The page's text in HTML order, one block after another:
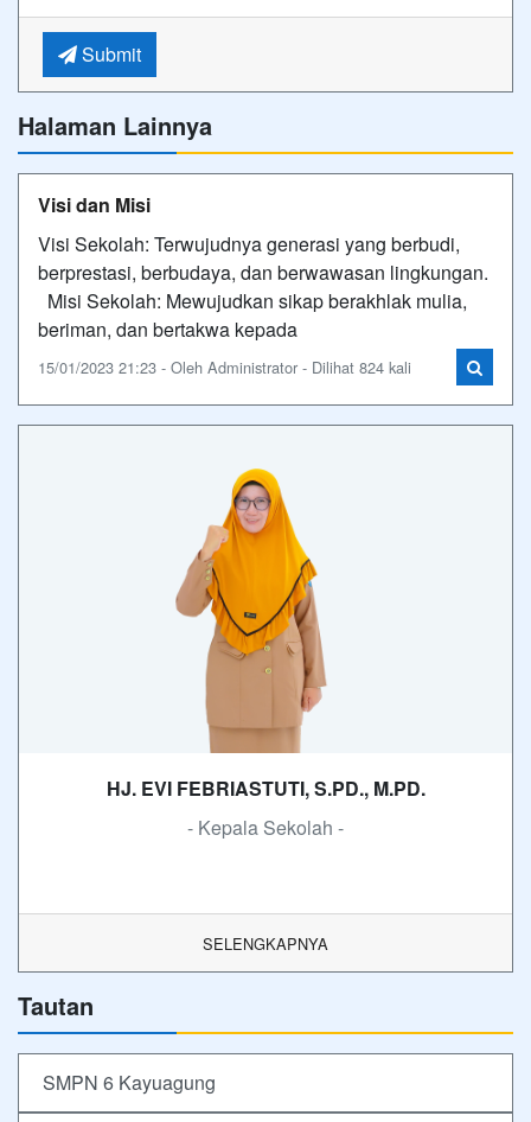
Submit
Halaman Lainnya
Visi dan Misi
Visi Sekolah: Terwujudnya generasi yang berbudi,
berprestasi, berbudaya, dan berwawasan lingkungan.
Misi Sekolah: Mewujudkan sikap berakhlak mulia,
beriman, dan bertakwa kepada
15/01/2023 21:23 - Oleh Administrator - Dilihat 824 kali
HJ. EVI FEBRIASTUTI, S.PD., M.PD.
- Kepala Sekolah -
SELENGKAPNYA
Tautan
SMPN 6 Kayuagung